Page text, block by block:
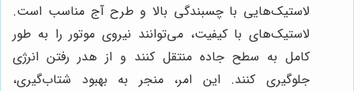
لاستیک‌هایی با چسبندگی بالا و طرح آج مناسب است.
لاستیک‌های با کیفیت، می‌توانند نیروی موتور را به طور
کامل به سطح جاده منتقل کنند و از هدر رفتن انرژی
جلوگیری کنند. این امر، منجر به بهبود شتاب‌گیری،